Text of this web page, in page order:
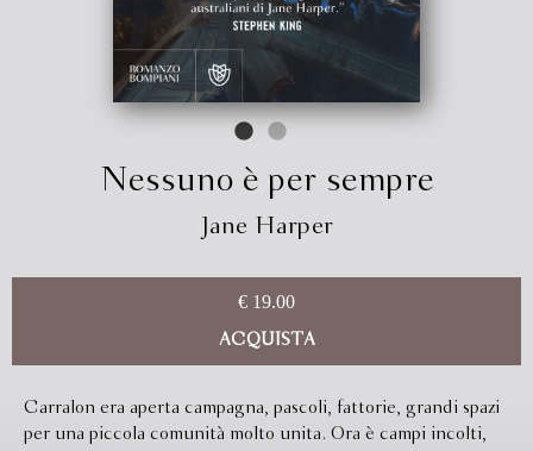
Nessuno è per sempre
Jane Harper
€ 19.00
ACQUISTA
Carralon era aperta campagna, pascoli, fattorie, grandi spazi
per una piccola comunità molto unita. Ora è campi incolti,